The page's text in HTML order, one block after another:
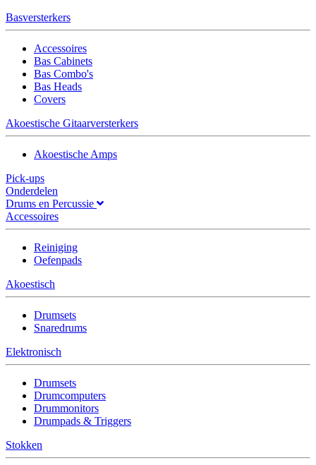
Basversterkers
Accessoires
Bas Cabinets
Bas Combo's
Bas Heads
Covers
Akoestische Gitaarversterkers
Akoestische Amps
Pick-ups
Onderdelen
Drums en Percussie
Accessoires
Reiniging
Oefenpads
Akoestisch
Drumsets
Snaredrums
Elektronisch
Drumsets
Drumcomputers
Drummonitors
Drumpads & Triggers
Stokken